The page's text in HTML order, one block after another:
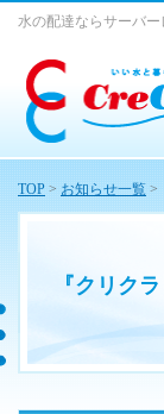
『クリク
水の配達ならサーバ
TOP > お知らせ一覧 >